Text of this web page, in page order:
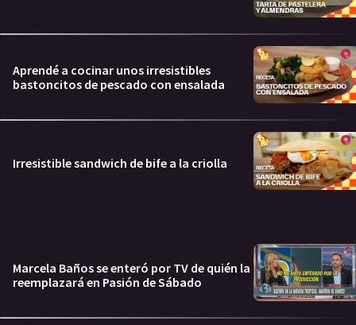
Aprendé a cocinar unos irresistibles
bastoncitos de pescado con ensalada
Irresistible sandwich de bife a la criolla
Marcela Baños se enteró por TV de quién la
reemplazará en Pasión de Sábado